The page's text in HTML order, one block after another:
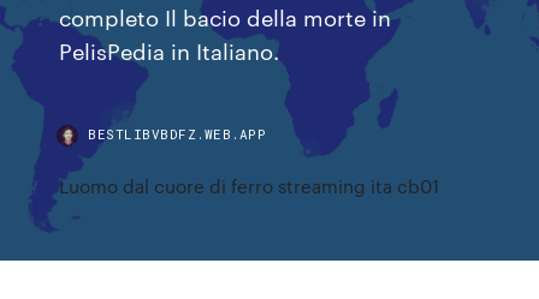
completo Il bacio della morte in
PelisPedia in Italiano.
BESTLIBVBDFZ.WEB.APP
Luomo dal cuore di ferro streaming ita cb01